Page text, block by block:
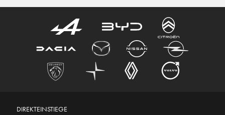
DIREKTEINSTIEGE